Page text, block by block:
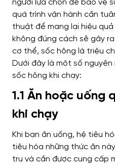
người lựa chọn để bảo vệ
quá trình vận hành cần
thuật để mang lại hiệu
không đúng cách sẽ gây
cơ thể, sốc hông là triệu
Dưới đây là một số
sốc hông khi chạy:
1.1 Ăn hoặc uống
khi chạy
Khi bạn ăn uống, hệ tiêu
tiêu hóa những thức ăn
tru và cần được cung cấp